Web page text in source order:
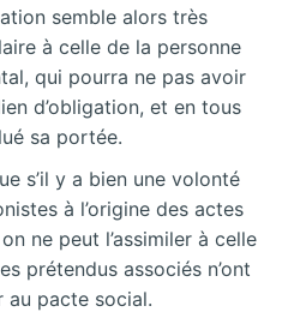
semble alors très
à celle de la personne
qui pourra ne pas avoir
d’obligation, et en tous
sa portée.
s’il y a bien une volonté
à l’origine des actes
ne peut l’assimiler à celle
prétendus associés n’ont
au pacte social.